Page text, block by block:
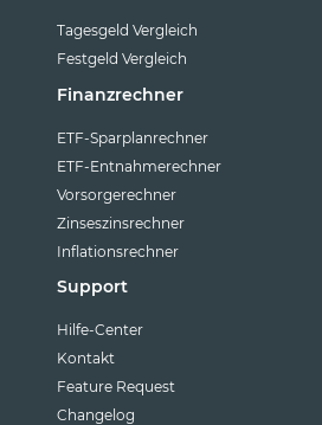
Tagesgeld Vergleich
Festgeld Vergleich
Finanzrechner
ETF-Sparplanrechner
ETF-Entnahmerechner
Vorsorgerechner
Zinseszinsrechner
Inflationsrechner
Support
Hilfe-Center
Kontakt
Feature Request
Changelog